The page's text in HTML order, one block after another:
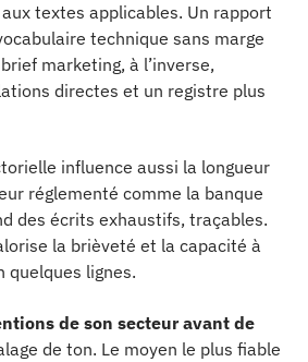
textes applicables. Un rapport
technique sans marge
marketing, à l’inverse,
directes et un registre plus
influence aussi la longueur
réglementé comme la banque
des écrits exhaustifs, traçables.
la brièveté et la capacité à
quelques lignes.
de son secteur avant de
de ton. Le moyen le plus fiable